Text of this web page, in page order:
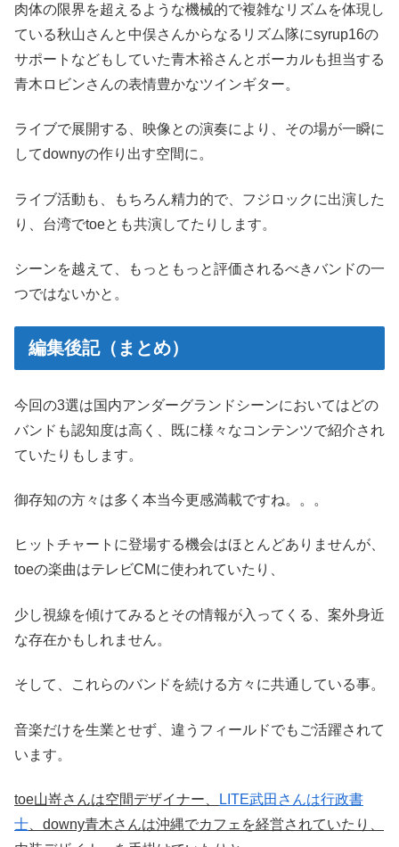
肉体の限界を超えるような機械的で複雑なリズムを体現し
ている秋山さんと中俣さんからなるリズム隊にsyrup16の
サポートなどもしていた青木裕さんとボーカルも担当する
青木ロビンさんの表情豊かなツインギター。
ライブで展開する、映像との演奏により、その場が一瞬に
してdownyの作り出す空間に。
ライブ活動も、もちろん精力的で、フジロックに出演した
り、台湾でtoeとも共演してたりします。
シーンを越えて、もっともっと評価されるべきバンドの一
つではないかと。
編集後記（まとめ）
今回の3選は国内アンダーグランドシーンにおいてはどの
バンドも認知度は高く、既に様々なコンテンツで紹介され
ていたりもします。
御存知の方々は多く本当今更感満載ですね。。。
ヒットチャートに登場する機会はほとんどありませんが、
toeの楽曲はテレビCMに使われていたり、
少し視線を傾けてみるとその情報が入ってくる、案外身近
な存在かもしれません。
そして、これらのバンドを続ける方々に共通している事。
音楽だけを生業とせず、違うフィールドでもご活躍されて
います。
toe山嵜さんは空間デザイナー、
LITE武田さんは行政書
士 、downy青木さんは沖縄でカフェを経営されていたり、